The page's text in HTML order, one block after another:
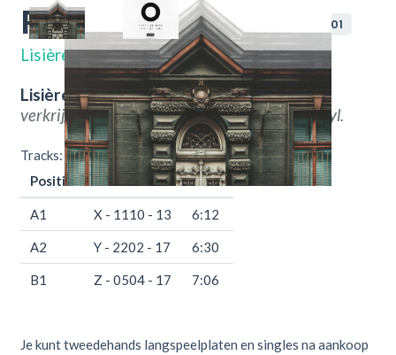
Route Du Nord ABCLTD001
Lisière Collectif
Lisière Collectif – Route Du Nord. Nu
verkrijgbaar bijThrowbackVintage Hifi & Vinyl.
Tracks:
Positie
Titel Duur
A1 X - 1110 - 13 6:12
A2 Y - 2202 - 17 6:30
B1 Z - 0504 - 17 7:06
Je kunt tweedehands langspeelplaten en singles na aankoop